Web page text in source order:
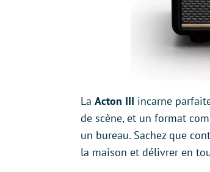
La Acton III incarne
de scène, et un format
un bureau. Sachez que
la maison et délivrer en